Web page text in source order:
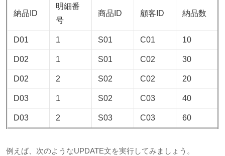
納品ID
明細番
号
商品ID 顧客ID 納品数
D01 1 S01 C01 10
D02 1 S01 C02 30
D02 2 S02 C02 20
D03 1 S02 C03 40
D03 2 S03 C03 60
例えば、次のようなUPDATE文を実行してみましょう。